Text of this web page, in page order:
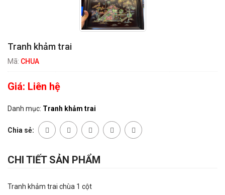
Tranh khảm trai
Mã: CHUA
Giá: Liên hệ
Danh mục: Tranh khảm trai
Chia sẻ:
CHI TIẾT SẢN PHẨM
Tranh khảm trai chùa 1 cột